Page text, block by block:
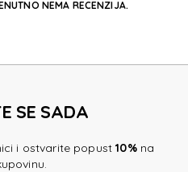
NEMA RECENZIJA.
SE SADA
i ostvarite popust10%na